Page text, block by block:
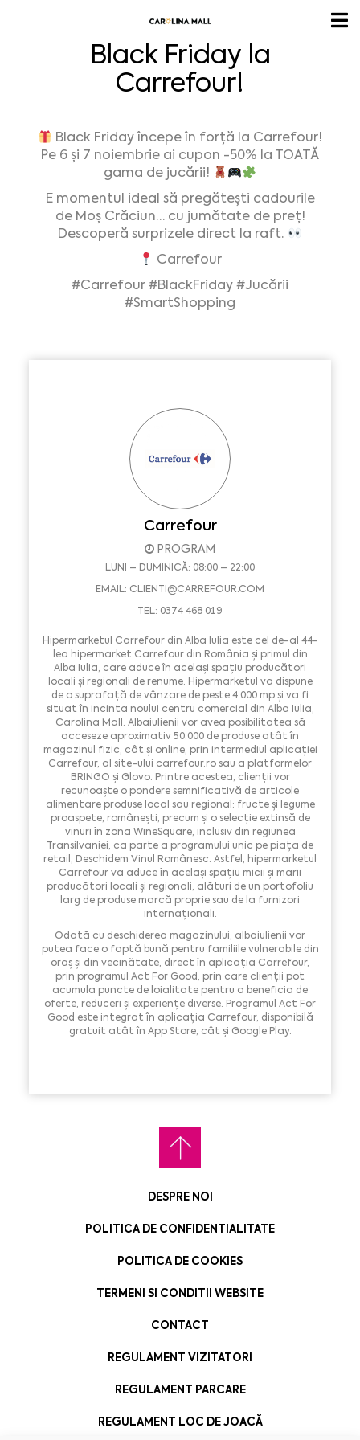
Black Friday la
Carrefour!
Black Friday începe în forță la Carrefour!
Pe 6 și 7 noiembrie ai cupon -50% la TOATĂ
gama de jucării!
E momentul ideal să pregătești cadourile
de Moș Crăciun… cu jumătate de preț!
Descoperă surprizele direct la raft.
Carrefour
#Carrefour#BlackFriday#Jucării
#SmartShopping
Carrefour
PROGRAM
LUNI – DUMINICĂ: 08:00 – 22:00
EMAIL: CLIENTI@CARREFOUR.COM
TEL: 0374 468 019
Hipermarketul Carrefour din Alba Iulia este cel de-al 44-
lea hipermarket Carrefour din România și primul din
Alba Iulia, care aduce în același spațiu producători
locali și regionali de renume. Hipermarketul va dispune
de o suprafață de vânzare de peste 4.000 mp și va fi
situat în incinta noului centru comercial din Alba Iulia,
Carolina Mall. Albaiulienii vor avea posibilitatea să
acceseze aproximativ 50.000 de produse atât în
magazinul fizic, cât și online, prin intermediul aplicației
Carrefour, al site-ului carrefour.ro sau a platformelor
BRINGO și Glovo. Printre acestea, clienții vor
recunoaște o pondere semnificativă de articole
alimentare produse local sau regional: fructe și legume
proaspete, românești, precum și o selecție extinsă de
vinuri în zona WineSquare, inclusiv din regiunea
Transilvaniei, ca parte a programului unic pe piața de
retail, Deschidem Vinul Românesc. Astfel, hipermarketul
Carrefour va aduce în același spațiu micii și marii
producători locali și regionali, alături de un portofoliu
larg de produse marcă proprie sau de la furnizori
internaționali.
Odată cu deschiderea magazinului, albaiulienii vor
putea face o faptă bună pentru familiile vulnerabile din
oraș și din vecinătate, direct în aplicația Carrefour,
prin programul Act For Good, prin care clienții pot
acumula puncte de loialitate pentru a beneficia de
oferte, reduceri și experiențe diverse. Programul Act For
Good este integrat în aplicația Carrefour, disponibilă
gratuit atât în App Store, cât și Google Play.
DESPRE NOI
POLITICA DE CONFIDENTIALITATE
POLITICA DE COOKIES
TERMENI SI CONDITII WEBSITE
CONTACT
REGULAMENT VIZITATORI
REGULAMENT PARCARE
REGULAMENT LOC DE JOACĂ